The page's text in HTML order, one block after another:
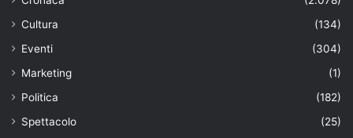
Cultura
(134)
Eventi
(304)
Marketing
(1)
Politica
(182)
Spettacolo
(25)